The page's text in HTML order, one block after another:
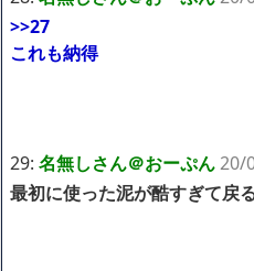
>>27
これも納得
29: 名無しさん＠おーぷん20/
最初に使った泥が酷すぎて戻